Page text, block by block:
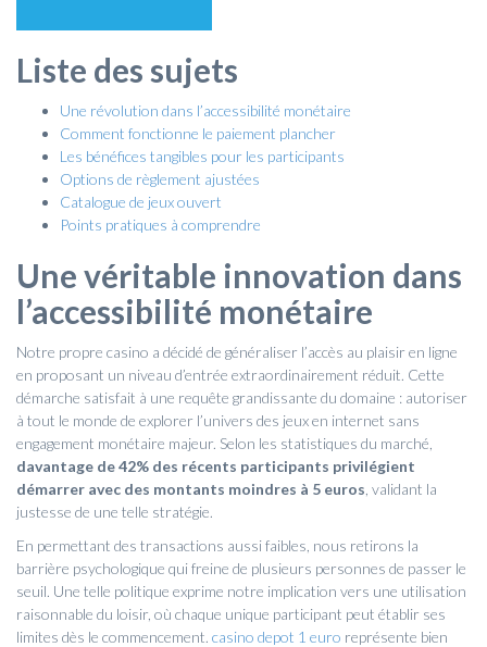
Liste des sujets
Une révolution dans l’accessibilité monétaire
Comment fonctionne le paiement plancher
Les bénéfices tangibles pour les participants
Options de règlement ajustées
Catalogue de jeux ouvert
Points pratiques à comprendre
Une véritable innovation dans
l’accessibilité monétaire
Notre propre casino a décidé de généraliser l’accès au plaisir en ligne
en proposant un niveau d’entrée extraordinairement réduit. Cette
démarche satisfait à une requête grandissante du domaine : autoriser
à tout le monde de explorer l’univers des jeux en internet sans
engagement monétaire majeur. Selon les statistiques du marché,
davantage de 42% des récents participants privilégient
démarrer avec des montants moindres à 5 euros , validant la
justesse de une telle stratégie.
En permettant des transactions aussi faibles, nous retirons la
barrière psychologique qui freine de plusieurs personnes de passer le
seuil. Une telle politique exprime notre implication vers une utilisation
raisonnable du loisir, où chaque unique participant peut établir ses
limites dès le commencement. casino depot 1 euro représente bien